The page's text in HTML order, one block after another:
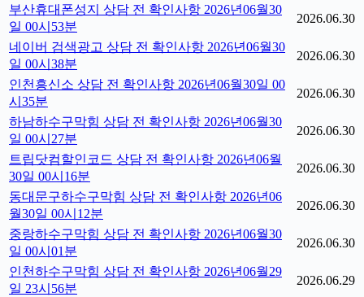
부산휴대폰성지 상담 전 확인사항 2026년06월30
일 00시53분
2026.06.30
네이버 검색광고 상담 전 확인사항 2026년06월30
일 00시38분
2026.06.30
인천흥신소 상담 전 확인사항 2026년06월30일 00
시35분
2026.06.30
하남하수구막힘 상담 전 확인사항 2026년06월30
일 00시27분
2026.06.30
트립닷컴할인코드 상담 전 확인사항 2026년06월
30일 00시16분
2026.06.30
동대문구하수구막힘 상담 전 확인사항 2026년06
월30일 00시12분
2026.06.30
중랑하수구막힘 상담 전 확인사항 2026년06월30
일 00시01분
2026.06.30
인천하수구막힘 상담 전 확인사항 2026년06월29
일 23시56분
2026.06.29